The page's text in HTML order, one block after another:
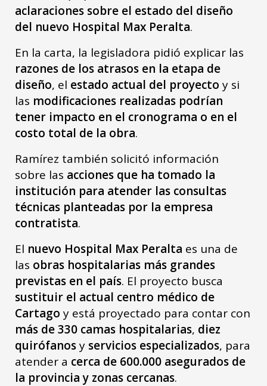
aclaraciones sobre el estado del diseño
del nuevo Hospital Max Peralta.
En la carta, la legisladora pidió explicar las
razones de los atrasos en la etapa de
diseño, el estado actual del proyecto y si
las modificaciones realizadas podrían
tener impacto en el cronograma o en el
costo total de la obra.
Ramírez también solicitó información
sobre las acciones que ha tomado la
institución para atender las consultas
técnicas planteadas por la empresa
contratista.
El nuevo Hospital Max Peralta es una de
las obras hospitalarias más grandes
previstas en el país. El proyecto busca
sustituir el actual centro médico de
Cartago y está proyectado para contar con
más de 330 camas hospitalarias, diez
quirófanosy servicios especializados, para
atender a cerca de 600.000 asegurados de
la provincia y zonas cercanas.